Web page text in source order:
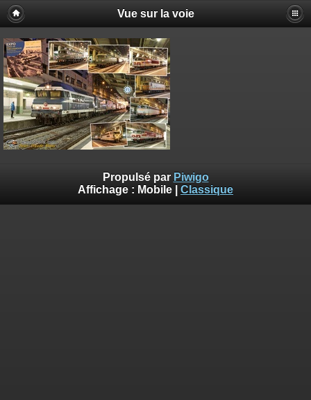
Vue sur la voie
Propulsé par Piwigo
Affichage : Mobile Classique